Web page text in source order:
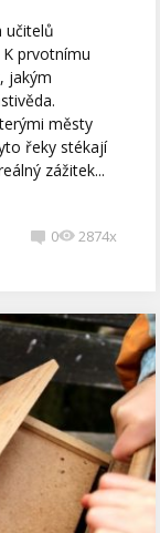
učitelů
K prvotnímu
jakým
městy
řeky stékají
zážitek...
0 2874x